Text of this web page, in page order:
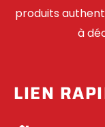
produits
à
LIEN